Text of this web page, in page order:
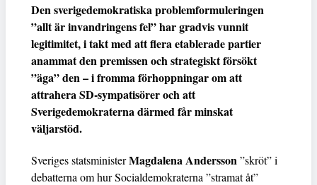
Den sverigedemokratiska problemformuleringen
”allt är invandringens fel” har gradvis vunnit
legitimitet, i takt med att flera etablerade partier
anammat den premissen och strategiskt försökt
”äga” den – i fromma förhoppningar om att
attrahera SD-sympatisörer och att
Sverigedemokraterna därmed får minskat
väljarstöd.
Sveriges statsministerMagdalena Andersson”skröt” i
debatterna om hur Socialdemokraterna ”stramat åt”